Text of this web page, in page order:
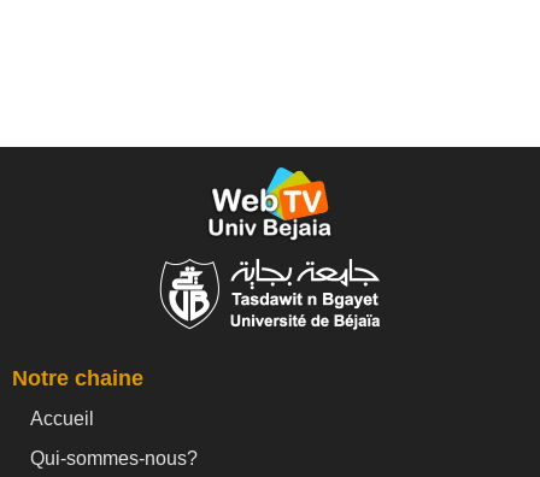
Notre chaine
Accueil
Qui-sommes-nous?